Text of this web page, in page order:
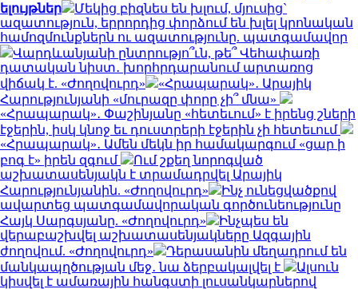
ելույթներ
Մեկից բիզնես են խլում, մյուսից`
ազատություն, երրորդից փորձում են խլել կրոնական
համոզմունքներն ու ազատությունը. պատգամավոր
Վարդևանյանի ընտրությո՞ւն, թե՞ Վեհափառի
դատական նիստ․ խորհրդարանում արտառոց
վիճակ է. «Ժողովուրդ»
«Հրապարակ»․ Արայիկ
Հարությունյանի «մուրազը փորը չի՞ մնա»
«Հրապարակ»․ Փաշինյանը «հետեւում» է իրենց շների
էջերին, իսկ կնոջ եւ դուստրերի էջերին չի հետեւում
«Հրապարակ»․ Ամեն մեկն իր համակարգում «ցար ի
բոգ է» իրեն զգում
Ում շքեղ նորոգված
աշխատասենյակն է տրամադրվել Արայիկ
Հարությունյանին. «Ժողովուրդ»
Ինչ ունեցվածքով
ավարտեց պատգամավորական գործունեությունը
Հայկ Սարգսյանը. «Ժողովուրդ»
Ինչպես են
վերաբաշխվել աշխատասենյակները Ազգային
ժողովում. «Ժողովուրդ»
Դերասանին մեղադրում են
մանկապղծության մեջ․ նա ձերբակալվել է
Ալսուն
կիսվել է ամառային հանգստի լուսանկարներով